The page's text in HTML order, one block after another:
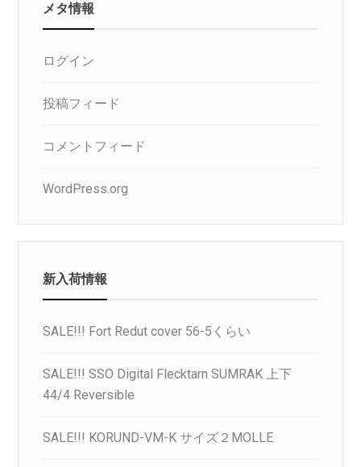
メタ情報
ログイン
投稿フィード
コメントフィード
WordPress.org
新入荷情報
SALE!!! Fort Redut cover 56-5くらい
SALE!!! SSO Digital Flecktarn SUMRAK 上下
44/4 Reversible
SALE!!! KORUND-VM-K サイズ２MOLLE